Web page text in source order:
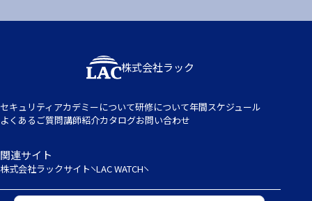
株式会社ラック
セキュリティアカデミーについて研修について年間スケジュール
よくあるご質問講師紹介カタログお問い合わせ
関連サイト
株式会社ラックサイト LAC WATCH